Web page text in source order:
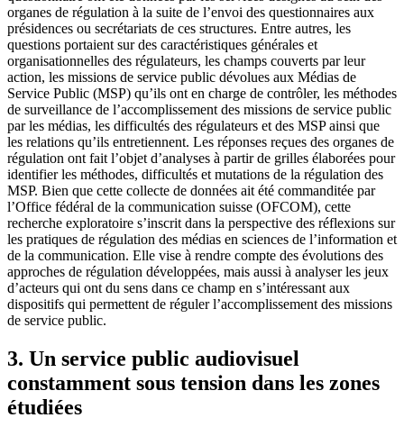
organes de régulation à la suite de l’envoi des questionnaires aux
présidences ou secrétariats de ces structures. Entre autres, les
questions portaient sur des caractéristiques générales et
organisationnelles des régulateurs, les champs couverts par leur
action, les missions de service public dévolues aux Médias de
Service Public (MSP) qu’ils ont en charge de contrôler, les méthodes
de surveillance de l’accomplissement des missions de service public
par les médias, les difficultés des régulateurs et des MSP ainsi que
les relations qu’ils entretiennent. Les réponses reçues des organes de
régulation ont fait l’objet d’analyses à partir de grilles élaborées pour
identifier les méthodes, difficultés et mutations de la régulation des
MSP. Bien que cette collecte de données ait été commanditée par
l’Office fédéral de la communication suisse (OFCOM), cette
recherche exploratoire s’inscrit dans la perspective des réflexions sur
les pratiques de régulation des médias en sciences de l’information et
de la communication. Elle vise à rendre compte des évolutions des
approches de régulation développées, mais aussi à analyser les jeux
d’acteurs qui ont du sens dans ce champ en s’intéressant aux
dispositifs qui permettent de réguler l’accomplissement des missions
de service public.
3. Un service public audiovisuel
constamment sous tension dans les zones
étudiées